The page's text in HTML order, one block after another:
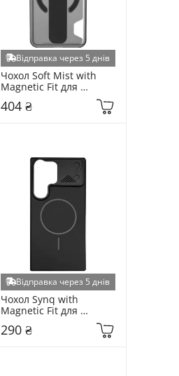
Відправка через 5 днів
Чохол Soft Mist with
Magnetic Fit для
Samsung Galaxy S931
S25 Black (6938174250)
404 ₴
Відправка через 5 днів
Чохол Synq with
Magnetic Fit для
Samsung Galaxy S931
S25 Black (6938720154)
290 ₴